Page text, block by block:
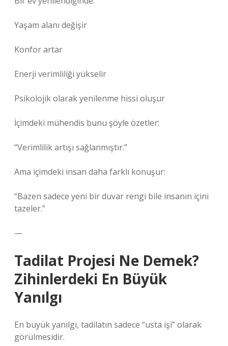
Yaşam alanı değişir
Konfor artar
Enerji verimliliği yükselir
Psikolojik olarak yenilenme hissi oluşur
İçimdeki mühendis bunu şöyle özetler:
“Verimlilik artışı sağlanmıştır.”
Ama içimdeki insan daha farklı konuşur:
“Bazen sadece yeni bir duvar rengi bile insanın içini
tazeler.”
—
Tadilat Projesi Ne Demek?
Zihinlerdeki En Büyük
Yanılgı
En büyük yanılgı, tadilatın sadece “usta işi” olarak
görülmesidir.